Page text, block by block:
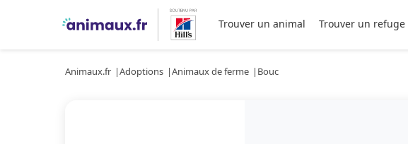
Trouver un animal Trouver un refuge
Animaux.fr Adoptions Animaux de ferme Bouc